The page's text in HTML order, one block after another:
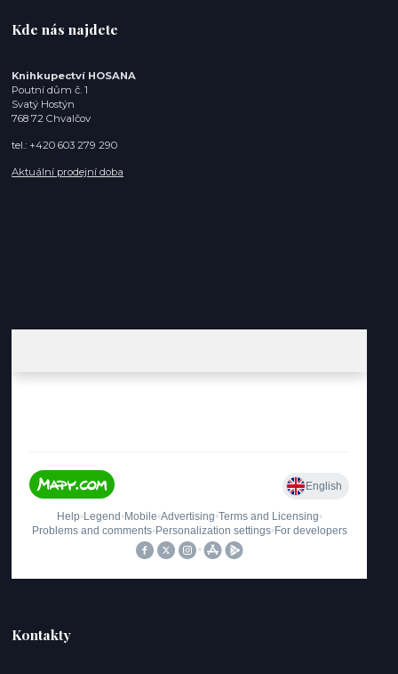
Kde nás najdete
Knihkupectví HOSANA
Poutní dům č. 1
Svatý Hostýn
768 72 Chvalčov
tel.: +420 603 279 290
Aktuální prodejní doba
Kontakty